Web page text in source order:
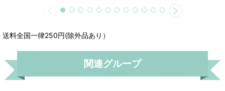
送料全国一律250円(除外品あり）
関連グループ